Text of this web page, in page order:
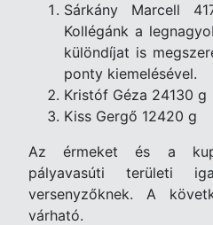
Sárkány Marcell
Kollégánk a
különdíjat is
ponty kiemelésével.
Kristóf Géza 24130 g
Kiss Gergő 12420 g
Az érmeket és a
pályavasúti területi
versenyzőknek. A
várható.